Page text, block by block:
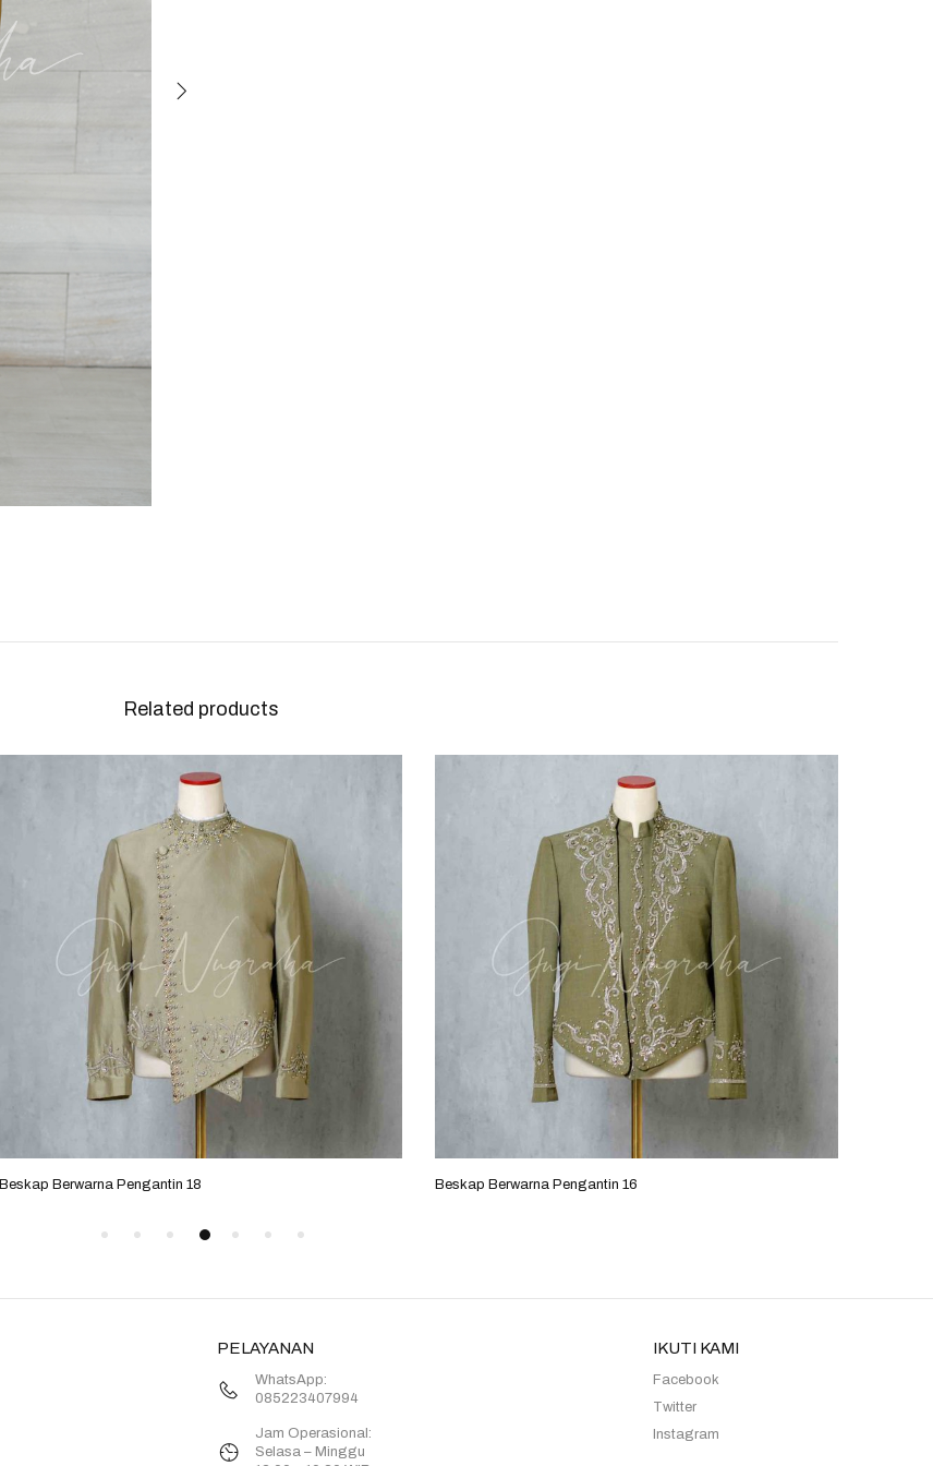
Related products
Beskap Berwarna Pengantin 18 Beskap Berwarna Pengantin 16
PELAYANAN
WhatsApp:
085223407994
Jam Operasional:
Selasa – Minggu
IKUTI KAMI
Facebook
Twitter
Instagram